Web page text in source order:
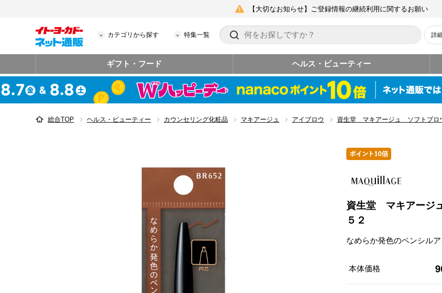
【大切なお知らせ】ご登録情報の継続利用に関するお願い
カテゴリから探す 特集一覧 詳
ギフト・フード ヘルス・ビューティー
総合TOP ヘルス・ビューティー カウンセリング化粧品 マキアージュ アイブロウ 資生堂 マキアージュ ソフトブ
資生堂 マキアージ
５２
なめらか発色のペンシル
本体価格